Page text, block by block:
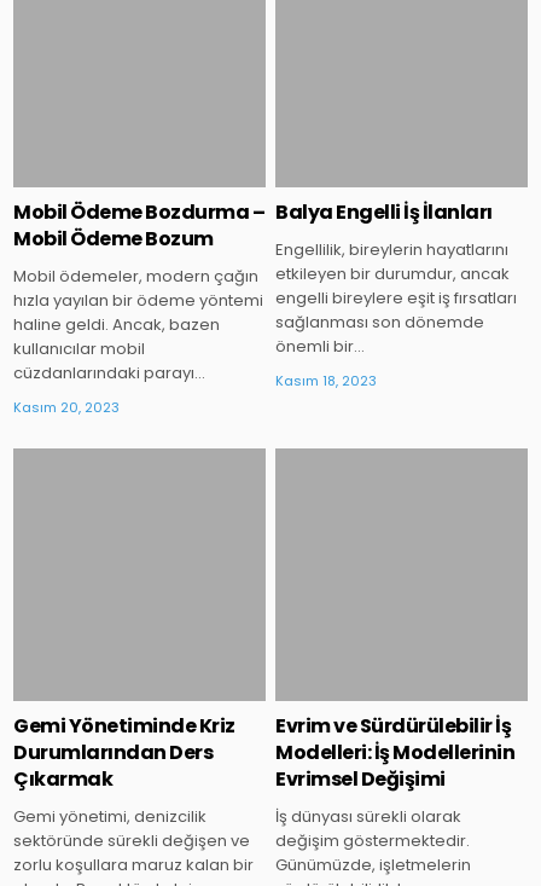
Mobil Ödeme Bozdurma –
Mobil Ödeme Bozum
Mobil ödemeler, modern çağın
hızla yayılan bir ödeme yöntemi
haline geldi. Ancak, bazen
kullanıcılar mobil
cüzdanlarındaki parayı…
Kasım 20, 2023
Balya Engelli İş İlanları
Engellilik, bireylerin hayatlarını
etkileyen bir durumdur, ancak
engelli bireylere eşit iş fırsatları
sağlanması son dönemde
önemli bir…
Kasım 18, 2023
Gemi Yönetiminde Kriz
Durumlarından Ders
Çıkarmak
Gemi yönetimi, denizcilik
sektöründe sürekli değişen ve
zorlu koşullara maruz kalan bir
Evrim ve Sürdürülebilir İş
Modelleri: İş Modellerinin
Evrimsel Değişimi
İş dünyası sürekli olarak
değişim göstermektedir.
Günümüzde, işletmelerin